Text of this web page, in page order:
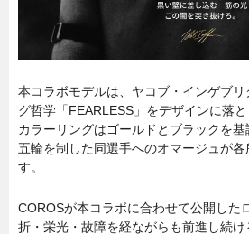
本コラボモデルは、ヤコブ・インゲブ
グ哲学「FEARLESS」をデザインに落と
カラーリングはゴールドとブラックを
五輪を制した同選手へのオマージュが
す。
COROSが本コラボに合わせて公開した
折・栄光・故障を経ながらも前進し続